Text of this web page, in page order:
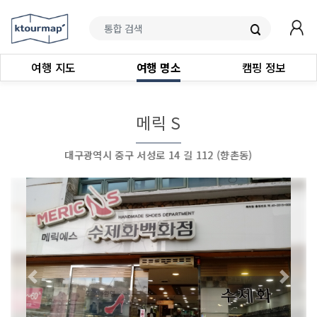
여행 지도 여행 명소 캠핑 정보
메릭 S
대구광역시 중구 서성로 14 길 112 (향촌동)